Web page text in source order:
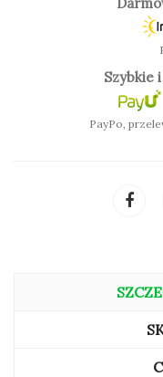
SPRAWDŹ KOLOR:
Szybkie
PayPo,